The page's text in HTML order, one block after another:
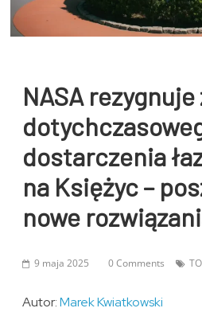
NASA rezygnuje
dostarczenia
na Księżyc –
nowe
9 maja 2025 0 Comments
Autor:Marek Kwiatkowski